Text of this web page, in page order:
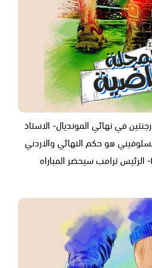
في نهائي المونديال- الاستاذ
السلوفيني هو حكم النهائي والاردني
ادهم مخادمه الحكم الرابع ٣- الرئيس ترامب سيحضر المباراه